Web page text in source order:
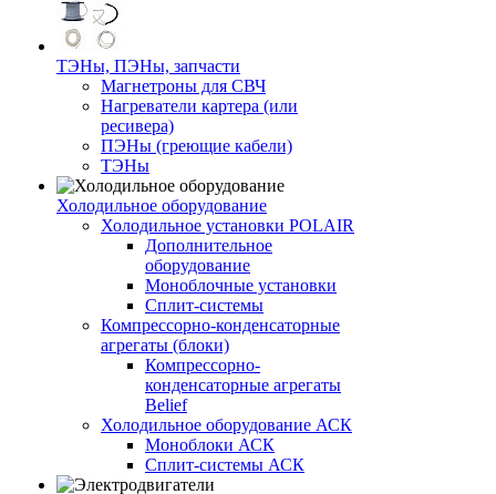
ТЭНы, ПЭНы, запчасти
Магнетроны для СВЧ
Нагреватели картера (или
ресивера)
ПЭНы (греющие кабели)
ТЭНы
Холодильное оборудование
Холодильное установки POLAIR
Дополнительное
оборудование
Моноблочные установки
Сплит-системы
Компрессорно-конденсаторные
агрегаты (блоки)
Компрессорно-
конденсаторные агрегаты
Belief
Холодильное оборудование АСК
Моноблоки АСК
Сплит-системы АСК